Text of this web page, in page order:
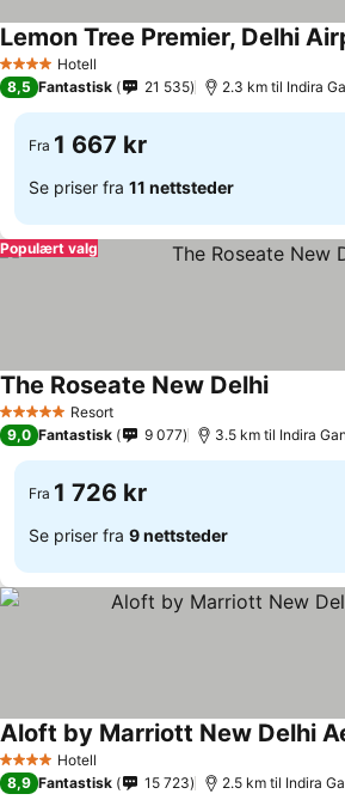
4 StjernerHotell
Lemon Tree Premier, Delhi
8,5 Fantastisk 21 535 2.3 km til Indira
Fra 1 667 kr
Se priser fra 11 nettsteder
Populært valg
5 Stjerner Resort
The Roseate New Delhi
9,0 Fantastisk 9 077 3.5 km til Indira
Fra 1 726 kr
Se priser fra 9 nettsteder
4 StjernerHotell
Aloft by Marriott New Delhi
8,9 Fantastisk 15 723 2.5 km til Indira